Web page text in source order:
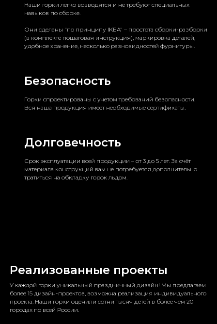
Наши горки легко возводятся и не требуют специальных
навыков по сборке.
Они сделаны "по принципу IKEA" – простота сборки-разборки
(в комплекте пошаговая инструкция), маркировка деталей,
удобное хранение, несколько разновидностей фурнитуры.
Безопасность
Горки спроектированы с учетом требований безопасности.
Вся наша продукция имеет необходимые сертификаты.
Долговечность
Срок эксплуатации всей продукции – от 3 до 5 лет. За счёт
материала конструкций вам не потребуется дополнительно
тратиться на обкладку горок льдом.
Реализованные проекты
У каждой горки уникальный праздничный дизайн! Мы предлагаем
более 15 дизайн-проектов, возможна реализация индивидуального
проекта. Наши горки оценили сотни тысяч детей в более чем 20
городах по всей России.